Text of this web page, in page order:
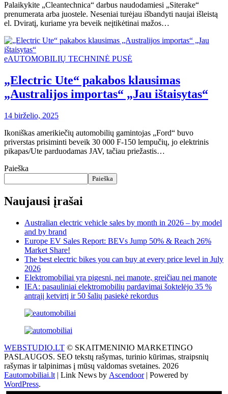
Palaikykite „Cleantechnica“ darbus naudodamiesi „Siterake“
prenumerata arba juostele. Neseniai turėjau išbandyti naujai išleistą
el. Dviratį, kuriame yra beveik neįtikėtinai mažos…
eAUTOMOBILIŲ TECHNINĖ PUSĖ
„Electric Ute“ pakabos klausimas
„Australijos importas“ „Jau ištaisytas“
14 birželio, 2025
Ikoniškas amerikiečių automobilių gamintojas „Ford“ buvo
priverstas prisiminti beveik 30 000 F-150 lempučių, jo elektrinis
pikapas/Ute parduodamas JAV, tačiau priežastis…
Paieška
Paieška
Naujausi įrašai
Australian electric vehicle sales by month in 2026 – by model
and by brand
Europe EV Sales Report: BEVs Jump 50% & Reach 26%
Market Share!
The best electric bikes you can buy at every price level in July
2026
Elektromobiliai yra pigesni, nei manote, greičiau nei manote
IEA: pasauliniai elektromobilių pardavimai šoktelėjo 35 %
antrąjį ketvirtį ir 50 šalių pasiekė rekordus
WEBSTUDIO.LT © SKAITMENINIO MARKETINGO
PASLAUGOS. SEO tekstų rašymas, turinio kūrimas, straipsnių
rašymas ir talpinimas į mūsų valdomas svetaines. 2026
Eautomobiliai.lt | Link News by Ascendoor| Powered by
WordPress.